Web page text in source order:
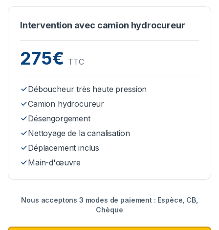
Intervention avec camion hydrocureur
275€ TTC
Déboucheur très haute pression
Camion hydrocureur
Désengorgement
Nettoyage de la canalisation
Déplacement inclus
Main-d'œuvre
Nous acceptons 3 modes de paiement : Espèce, CB,
Chèque